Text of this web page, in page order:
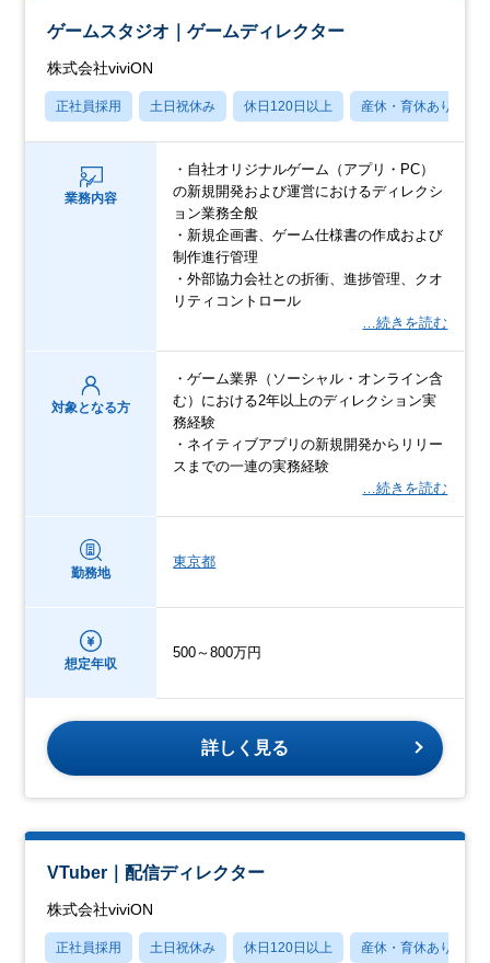
ゲームスタジオ｜ゲームディレクター
株式会社viviON
正社員採用 土日祝休み 休日120日以上 産休・育休あり
業務内容
・自社オリジナルゲーム（アプリ・PC）
の新規開発および運営におけるディレクシ
ョン業務全般
・新規企画書、ゲーム仕様書の作成および
制作進行管理
・外部協力会社との折衝、進捗管理、クオ
リティコントロール
…続きを読む
対象となる方
・ゲーム業界（ソーシャル・オンライン含
む）における2年以上のディレクション実
務経験
・ネイティブアプリの新規開発からリリー
スまでの一連の実務経験
…続きを読む
勤務地
東京都
想定年収
500～800万円
詳しく見る
VTuber｜配信ディレクター
株式会社viviON
正社員採用 土日祝休み 休日120日以上 産休・育休あり